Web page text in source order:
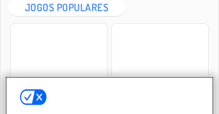
JOGOS POPULARES
Back to School Uniforms Edition